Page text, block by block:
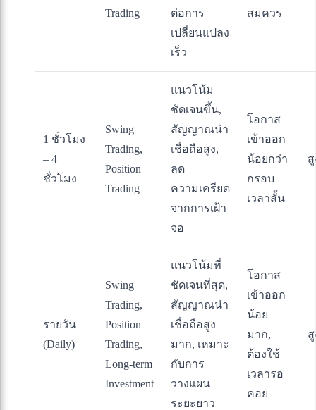
Trading
ต่อการ
เปลี่ยนแปลง
เร็ว
สมควร
1 ชั่วโมง
– 4
ชั่วโมง
Swing
Trading,
Position
Trading
แนวโน้ม
ชัดเจนขึ้น,
สัญญาณน่า
เชื่อถือสูง,
ลด
ความเครียด
จากการเฝ้า
จอ
โอกาส
เข้าออก
น้อยกว่า
กรอบ
เวลาสั้น
รายวัน
(Daily)
Swing
Trading,
Position
Trading,
Long-term
Investment
แนวโน้มที่
ชัดเจนที่สุด,
สัญญาณน่า
เชื่อถือสูง
มาก, เหมาะ
กับการ
วางแผน
ระยะยาว
โอกาส
เข้าออก
น้อย
มาก,
ต้องใช้
เวลารอ
คอย